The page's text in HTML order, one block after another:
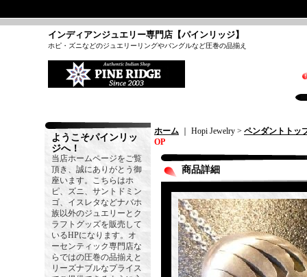
インディアンジュエリー専門店【パインリッジ】
ホピ・ズニなどのジュエリーリングやバングルなど圧巻の品揃え
ようこそパインリッ
ジへ！
当店ホームページをご覧
頂き、誠にありがとう御
座います。こちらはホ
ピ、ズニ、サントドミン
ゴ、イスレタなどナバホ
族以外のジュエリーとク
ラフトグッズを販売して
いるHPになります。オ
ーセンティック専門店な
らではの圧巻の品揃えと
リーズナブルなプライス
ホーム ｜ Hopi Jewelry > ペンダントトッ
OP
商品詳細